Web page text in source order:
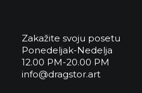
Zakažite svoju posetu
Ponedeljak-Nedelja
12.00 PM-20.00 PM
info@dragstor.art